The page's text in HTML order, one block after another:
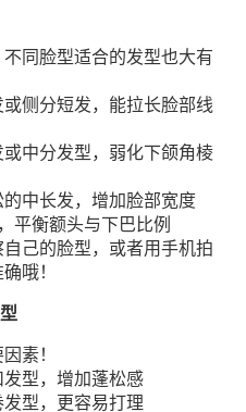
同脸型适合的发型也大有
侧分短发，能拉长脸部线
中分发型，弱化下颌角棱
中长发，增加脸部宽度
平衡额头与下巴比例
己的脸型，或者用手机拍
哦！
素！
型，增加蓬松感
型，更容易打理